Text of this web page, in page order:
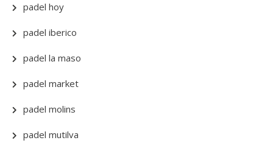
padel hoy
padel iberico
padel la maso
padel market
padel molins
padel mutilva